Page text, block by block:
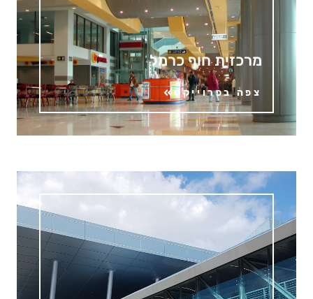
מרכזית חוף כרמל
צפה בפרוייקט